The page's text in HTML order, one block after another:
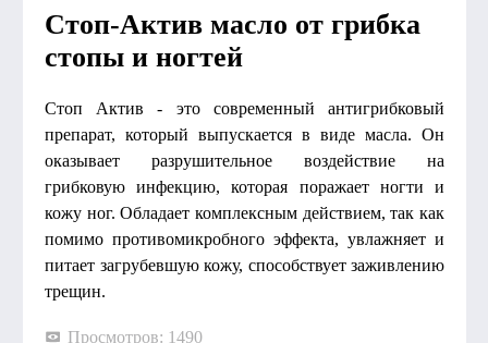
Стоп-Актив масло от грибка
стопы и ногтей
Стоп Актив - это современный антигрибковый
препарат, который выпускается в виде масла. Он
оказывает разрушительное воздействие на
грибковую инфекцию, которая поражает ногти и
кожу ног. Обладает комплексным действием, так как
помимо противомикробного эффекта, увлажняет и
питает загрубевшую кожу, способствует заживлению
трещин.
Просмотров: 1490